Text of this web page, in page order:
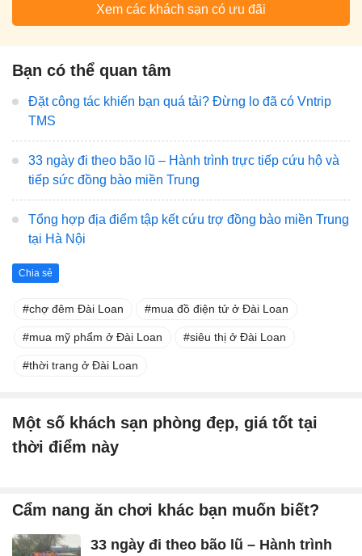
Xem các khách sạn có ưu đãi
Bạn có thể quan tâm
Đặt công tác khiến bạn quá tải? Đừng lo đã có Vntrip
TMS
33 ngày đi theo bão lũ – Hành trình trực tiếp cứu hộ và
tiếp sức đồng bào miền Trung
Tổng hợp địa điểm tập kết cứu trợ đồng bào miền Trung
tại Hà Nội
Chia sẻ
chợ đêm Đài Loan mua đồ điện tử ở Đài Loan
mua mỹ phẩm ở Đài Loan siêu thị ở Đài Loan
thời trang ở Đài Loan
Một số khách sạn phòng đẹp, giá tốt tại
thời điểm này
Cẩm nang ăn chơi khác bạn muốn biết?
33 ngày đi theo bão lũ – Hành trình